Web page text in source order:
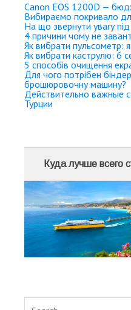
Canon EOS 1200D —
Вибираємо покривало
На що звернути увагу
4 причини чому не
Як вибрати пульсометр:
Як вибрати каструлю: 6
5 способів очищення
Для чого потрібен
брошюровочну машину?
Действительно важные
Турции
Куда лучше всего